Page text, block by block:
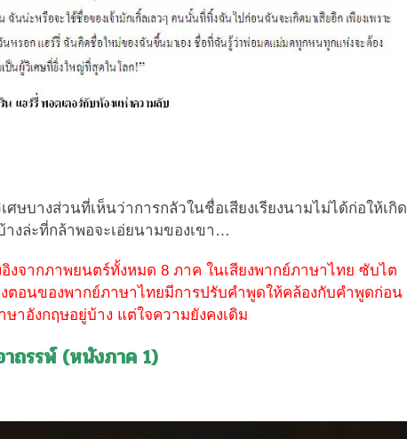
ศษบางส่วนที่เห็นว่าการกลัวในชื่อเสียงเรียงนามไม่ได้ก่อให้เกิด
งล่ะที่กล้าพอจะเอ่ยนามของเขา…
งจากภาพยนตร์ทั้งหมด 8 ภาค ในเสียงพากย์ภาษาไทย ซับไต
ตอนของพากย์ภาษาไทยมีการปรับคำพูดให้คล้องกับคำพูดก่อน
าอังกฤษอยู่บ้าง แต่ใจความยังคงเดิม
ถรรพ์ (หนังภาค 1)